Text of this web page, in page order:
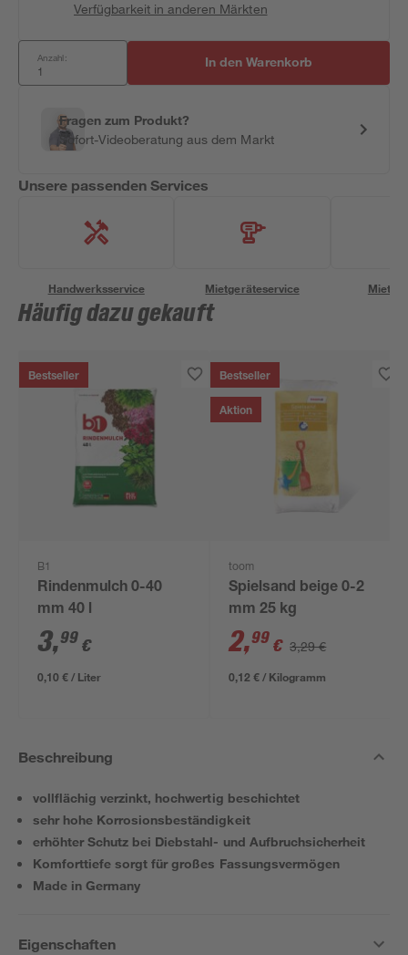
Verfügbarkeit in anderen Märkten
Anzahl: In den Warenkorb
Fragen zum Produkt?
Sofort-Videoberatung aus dem Markt
Unsere passenden Services
Handwerksservice Mietgeräteservice
Häufig dazu gekauft
Bestseller
B1
Rindenmulch 0-40
mm 40 l
3,99 €
0,10 € / Liter
Bestseller
Aktion
toom
Spielsand beige 0-2
mm 25 kg
2,99 € 3,29 €
0,12 € / Kilogramm
Beschreibung
vollflächig verzinkt, hochwertig beschichtet
sehr hohe Korrosionsbeständigkeit
erhöhter Schutz bei Diebstahl- und Aufbruchsicherheit
Komforttiefe sorgt für großes Fassungsvermögen
Made in Germany
Eigenschaften